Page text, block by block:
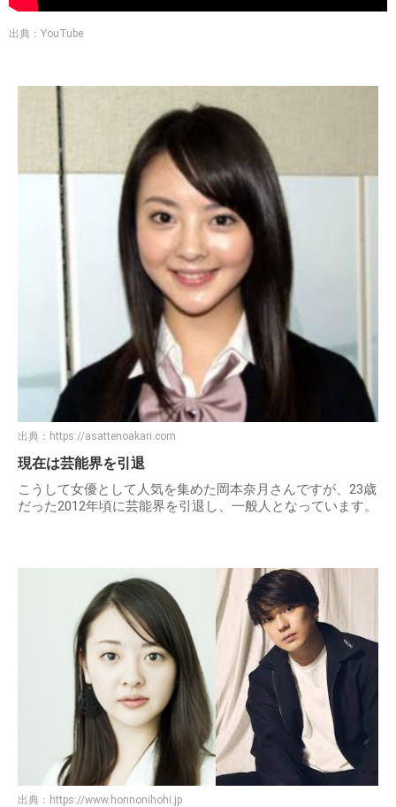
出典：YouTube
出典： https://asattenoakari.com
現在は芸能界を引退
こうして女優として人気を集めた岡本奈月さんですが、23歳
だった2012年頃に芸能界を引退し、一般人となっています。
出典： https://www.honnonihohi.jp